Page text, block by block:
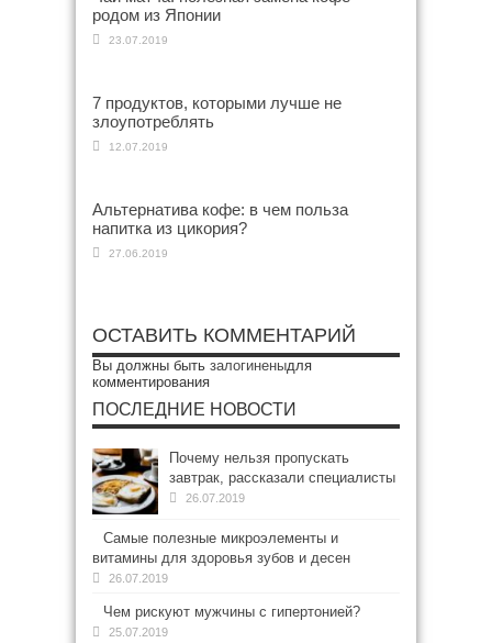
родом из Японии
23.07.2019
7 продуктов, которыми лучше не
злоупотреблять
12.07.2019
Альтернатива кофе: в чем польза
напитка из цикория?
27.06.2019
ОСТАВИТЬ КОММЕНТАРИЙ
Вы должны быть залогиненыдля
комментирования
ПОСЛЕДНИЕ НОВОСТИ
Почему нельзя пропускать
завтрак, рассказали специалисты
26.07.2019
Самые полезные микроэлементы и
витамины для здоровья зубов и десен
26.07.2019
Чем рискуют мужчины с гипертонией?
25.07.2019